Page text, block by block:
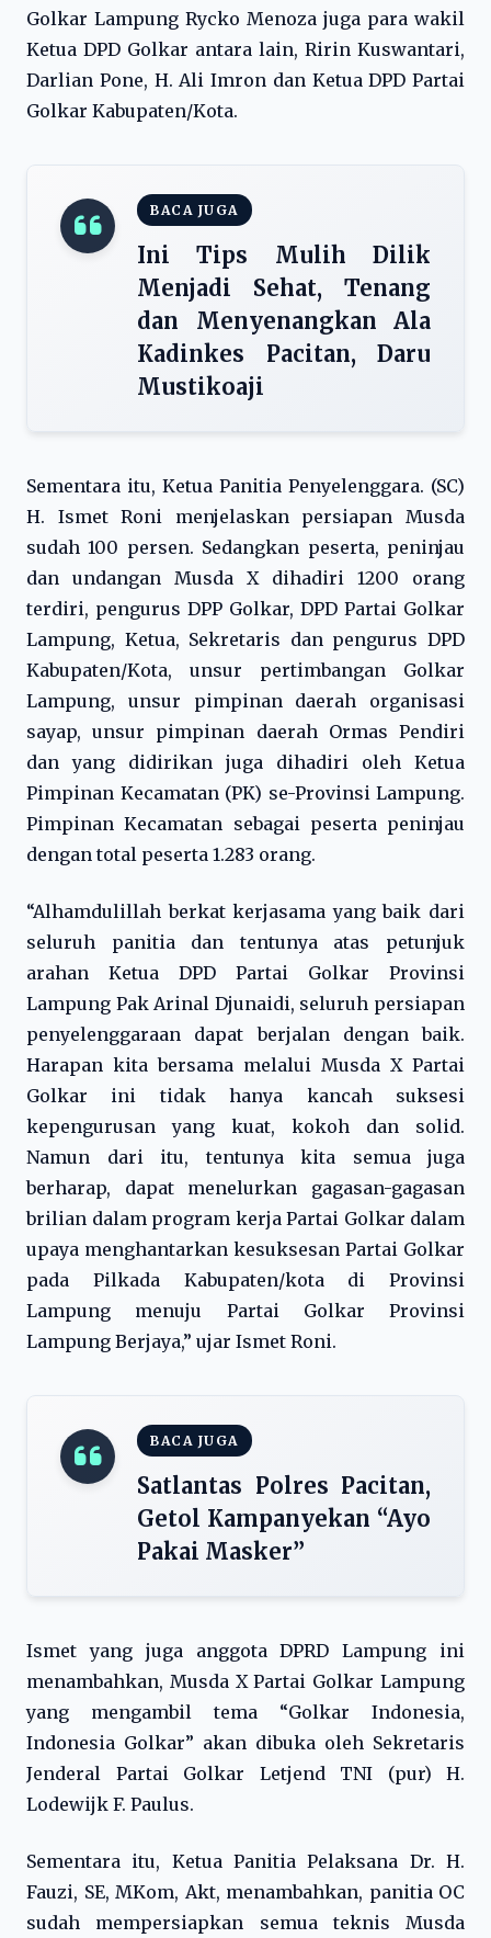
Golkar Lampung Rycko Menoza juga para wakil
Ketua DPD Golkar antara lain, Ririn Kuswantari,
Darlian Pone, H. Ali Imron dan Ketua DPD Partai
Golkar Kabupaten/Kota.
BACA JUGA
Ini Tips Mulih Dilik
Menjadi Sehat, Tenang
dan Menyenangkan Ala
Kadinkes Pacitan, Daru
Mustikoaji
Sementara itu, Ketua Panitia Penyelenggara. (SC)
H. Ismet Roni menjelaskan persiapan Musda
sudah 100 persen. Sedangkan peserta, peninjau
dan undangan Musda X dihadiri 1200 orang
terdiri, pengurus DPP Golkar, DPD Partai Golkar
Lampung, Ketua, Sekretaris dan pengurus DPD
Kabupaten/Kota, unsur pertimbangan Golkar
Lampung, unsur pimpinan daerah organisasi
sayap, unsur pimpinan daerah Ormas Pendiri
dan yang didirikan juga dihadiri oleh Ketua
Pimpinan Kecamatan (PK) se-Provinsi Lampung.
Pimpinan Kecamatan sebagai peserta peninjau
dengan total peserta 1.283 orang.
“Alhamdulillah berkat kerjasama yang baik dari
seluruh panitia dan tentunya atas petunjuk
arahan Ketua DPD Partai Golkar Provinsi
Lampung Pak Arinal Djunaidi, seluruh persiapan
penyelenggaraan dapat berjalan dengan baik.
Harapan kita bersama melalui Musda X Partai
Golkar ini tidak hanya kancah suksesi
kepengurusan yang kuat, kokoh dan solid.
Namun dari itu, tentunya kita semua juga
berharap, dapat menelurkan gagasan-gagasan
brilian dalam program kerja Partai Golkar dalam
upaya menghantarkan kesuksesan Partai Golkar
pada Pilkada Kabupaten/kota di Provinsi
Lampung menuju Partai Golkar Provinsi
Lampung Berjaya,” ujar Ismet Roni.
BACA JUGA
Satlantas Polres Pacitan,
Getol Kampanyekan “Ayo
Pakai Masker”
Ismet yang juga anggota DPRD Lampung ini
menambahkan, Musda X Partai Golkar Lampung
yang mengambil tema “Golkar Indonesia,
Indonesia Golkar” akan dibuka oleh Sekretaris
Jenderal Partai Golkar Letjend TNI (pur) H.
Lodewijk F. Paulus.
Sementara itu, Ketua Panitia Pelaksana Dr. H.
Fauzi, SE, MKom, Akt, menambahkan, panitia OC
sudah mempersiapkan semua teknis Musda